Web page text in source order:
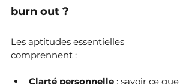
burn out ?
Les aptitudes essentielles
comprennent :
Clarté personnelle : savoir ce que